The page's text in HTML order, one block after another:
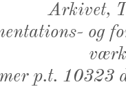
Arkivet,
og
p.t. 10323